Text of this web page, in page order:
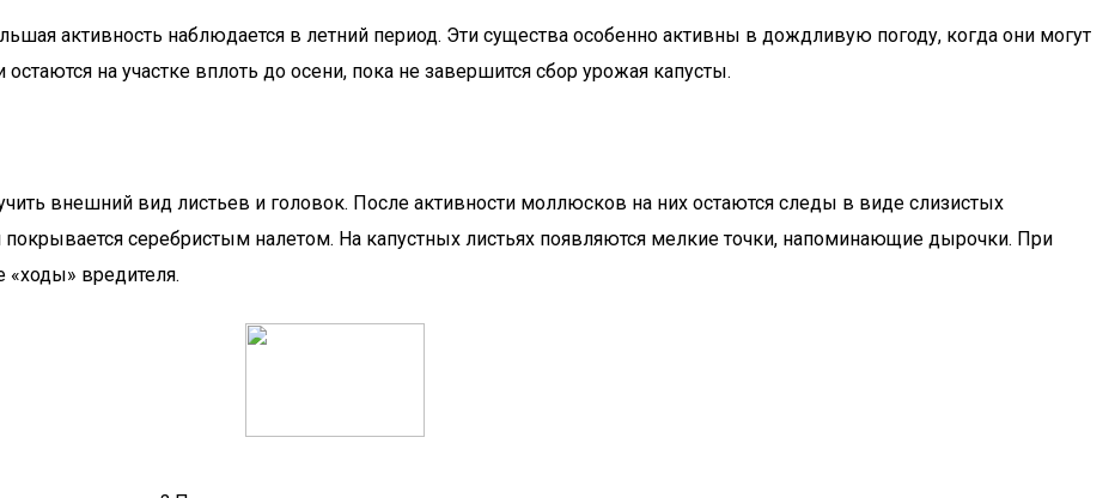
активность наблюдается в летний период. Эти существа особенно активны в дождливую погоду, когда они могут
на участке вплоть до осени, пока не завершится сбор урожая капусты.
внешний вид листьев и головок. После активности моллюсков на них остаются следы в виде слизистых
серебристым налетом. На капустных листьях появляются мелкие точки, напоминающие дырочки. При
«ходы» вредителя.